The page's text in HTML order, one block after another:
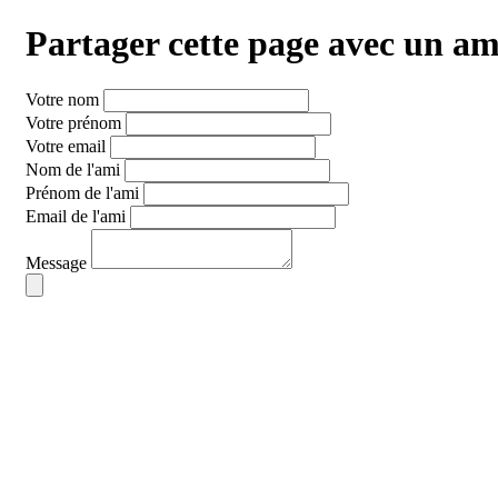
Partager cette page avec un
Votre nom
Votre prénom
Votre email
Nom de l'ami
Prénom de l'ami
Email de l'ami
Message